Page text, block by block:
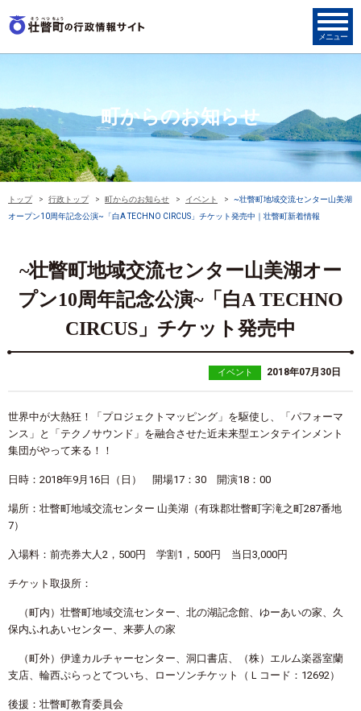
町からのお知らせ
トップ 行政トップ 町からのお知らせ イベント
~壮瞥町地域交流センター山美湖
オープン10周年記念公演~「白A TECHNO CIRCUS」チケット発売中｜壮瞥町新着情報
~壮瞥町地域交流センター山美湖オー
プン10周年記念公演~「白A TECHNO
CIRCUS」チケット発売中
イベント 2018年07月30日
世界中が大熱狂！「プロジェクトマッピング」を駆使し、「パフォーマ
ンス」と「テクノサウンド」を融合させた近未来型エンタテインメント
集団がやって来る！！
日時：2018年9月16日（日） 開場17：30 開演18：00
場所：壮瞥町地域交流センター 山美湖（有珠郡壮瞥町字滝之町287番地
7）
入場料：前売券大人2，500円 学割1，500円 当日3,000円
チケット取扱所：
（町内）壮瞥町地域交流センター、北の湖記念館、ゆーあいの家、久
保内ふれあいセンター、来夢人の家
（町外）伊達カルチャーセンター、洞口書店、（株）エルム楽器室蘭
支店、輪西ぷらっとてついち、ローソンチケット（Ｌコード：12692）
後援：壮瞥町教育委員会